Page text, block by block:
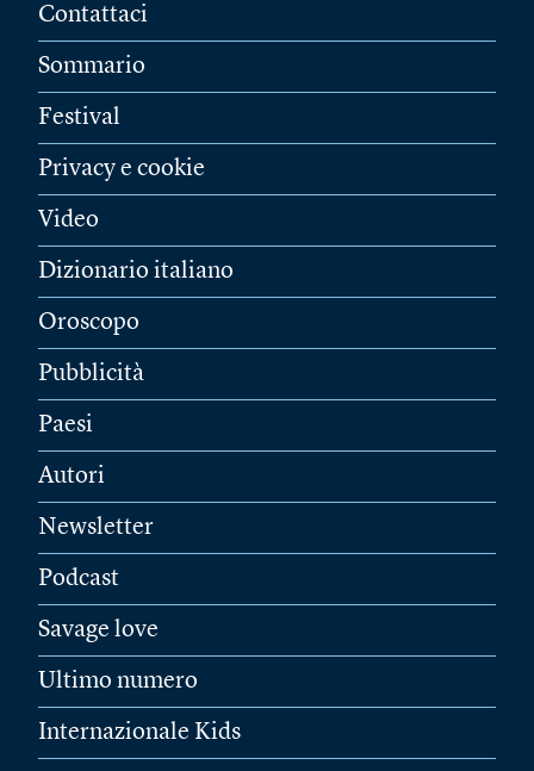
Contattaci
Sommario
Festival
Privacy e cookie
Video
Dizionario italiano
Oroscopo
Pubblicità
Paesi
Autori
Newsletter
Podcast
Savage love
Ultimo numero
Internazionale Kids